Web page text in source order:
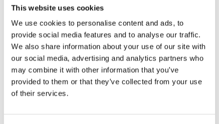
This website uses cookies
We use cookies to personalise content and ads, to
provide social media features and to analyse our traffic.
We also share information about your use of our site with
our social media, advertising and analytics partners who
may combine it with other information that you’ve
provided to them or that they’ve collected from your use
of their services.